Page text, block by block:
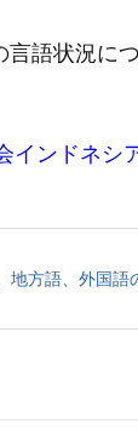
語状況に
インドネ
地方語、外国語